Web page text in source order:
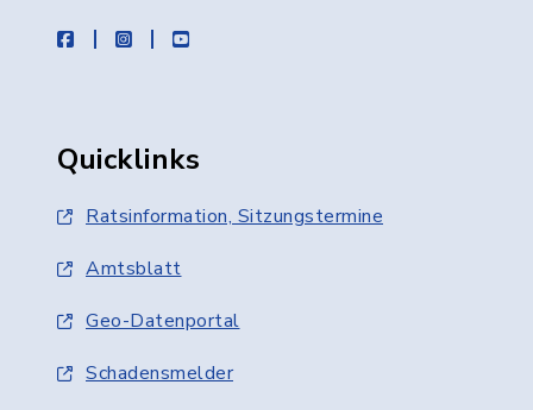
facebookinstagramyoutube
Quicklinks
Ratsinformation, Sitzungstermine
Amtsblatt
Geo-Datenportal
Schadensmelder